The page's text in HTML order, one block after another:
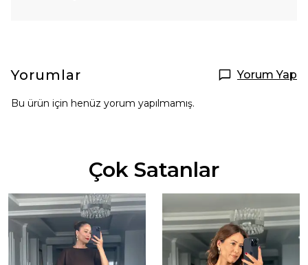
Yorumlar Yorum Yap
Bu ürün için henüz yorum yapılmamış.
Çok Satanlar